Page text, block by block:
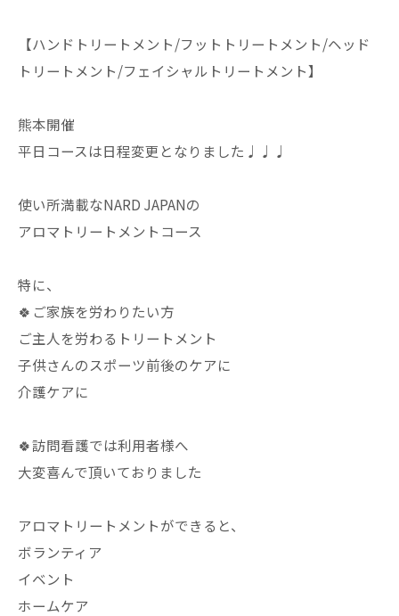
【ハンドトリートメント/フットトリートメント/ヘッド
トリートメント/フェイシャルトリートメント】
熊本開催
平日コースは日程変更となりました♩♩♩
使い所満載なNARD JAPANの
アロマトリートメントコース
特に、
🍀ご家族を労わりたい方
ご主人を労わるトリートメント
子供さんのスポーツ前後のケアに
介護ケアに
🍀訪問看護では利用者様へ
大変喜んで頂いておりました
アロマトリートメントができると、
ボランティア
イベント
ホームケア